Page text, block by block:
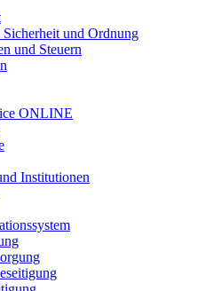
und Ordnung
und Steuern
ONLINE
Institutionen